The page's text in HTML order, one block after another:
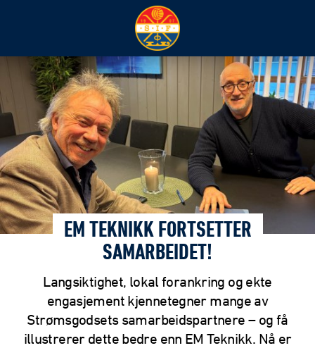
EM TEKNIKK FORTSETTER
SAMARBEIDET!
Langsiktighet, lokal forankring og ekte
engasjement kjennetegner mange av
Strømsgodsets samarbeidspartnere – og få
illustrerer dette bedre enn EM Teknikk. Nå er